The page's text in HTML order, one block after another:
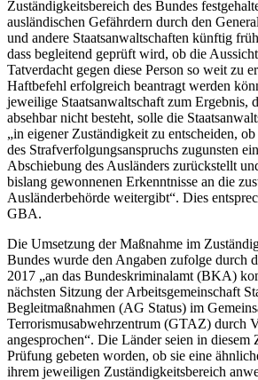
Zuständigkeitsbereich des Bundes
ausländischen Gefährdern durch den
und andere Staatsanwaltschaften künftig
dass begleitend geprüft wird, ob die
Tatverdacht gegen diese Person so weit zu
Haftbefehl erfolgreich beantragt werden
jeweilige Staatsanwaltschaft zum Ergebnis,
absehbar nicht besteht, solle die
„in eigener Zuständigkeit zu entscheiden,
des Strafverfolgungsanspruchs zugunsten
Abschiebung des Ausländers zurückstellt
bislang gewonnenen Erkenntnisse an die
Ausländerbehörde weitergibt“. Dies
GBA.
Die Umsetzung der Maßnahme im
Bundes wurde den Angaben zufolge durch
2017 „an das Bundeskriminalamt (BKA)
nächsten Sitzung der Arbeitsgemeinschaft
Begleitmaßnahmen (AG Status) im
Terrorismusabwehrzentrum (GTAZ) durch
angesprochen“. Die Länder seien in diesem
Prüfung gebeten worden, ob sie eine
ihrem jeweiligen Zuständigkeitsbereich